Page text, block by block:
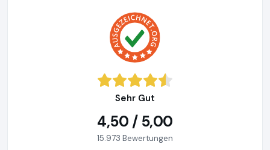
Sehr Gut
4,50 / 5,00
15.973 Bewertungen